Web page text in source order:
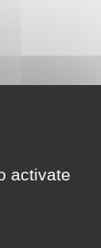
activate